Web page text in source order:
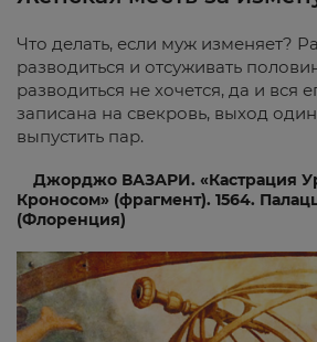
Что делать, если муж изменяет?
разводиться и отсуживать
разводиться не хочется, да и вся
записана на свекровь, выход
выпустить пар.
Джорджо ВАЗАРИ. «Кастрация
Кроносом» (фрагмент). 1564.
(Флоренция)